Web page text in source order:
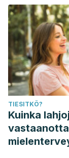
TIESITKÖ?
Kuinka